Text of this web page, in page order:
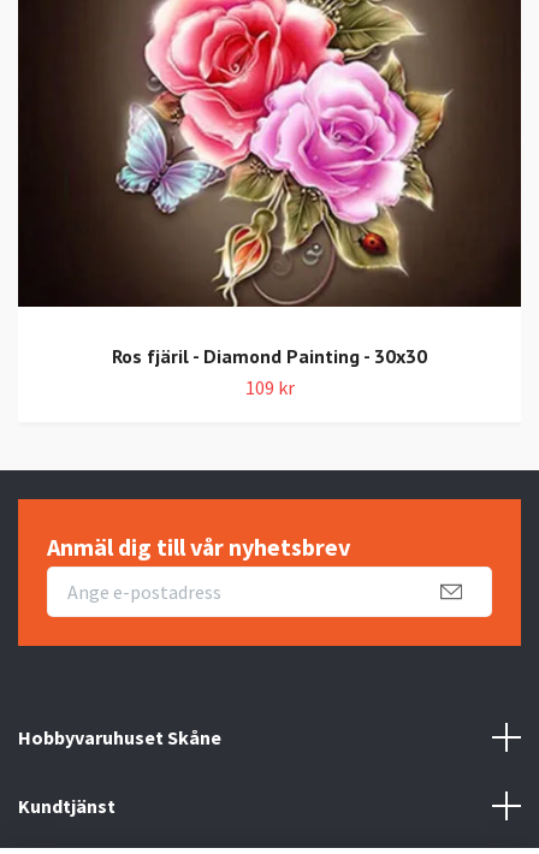
Ros fjäril - Diamond Painting - 30x30
109 kr
Anmäl dig till vår nyhetsbrev
Hobbyvaruhuset Skåne
Kundtjänst